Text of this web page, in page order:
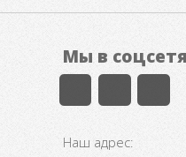
Мы в
Наш адрес: